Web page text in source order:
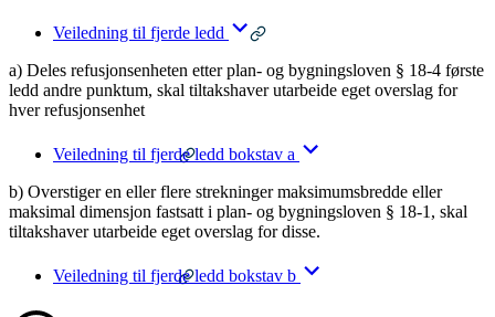
Veiledning til fjerde ledd
a) Deles refusjonsenheten etter plan- og bygningsloven § 18-4 første
ledd andre punktum, skal tiltakshaver utarbeide eget overslag for
hver refusjonsenhet
Veiledning til fjerde ledd bokstav a
b) Overstiger en eller flere strekninger maksimumsbredde eller
maksimal dimensjon fastsatt i plan- og bygningsloven § 18-1, skal
tiltakshaver utarbeide eget overslag for disse.
Veiledning til fjerde ledd bokstav b